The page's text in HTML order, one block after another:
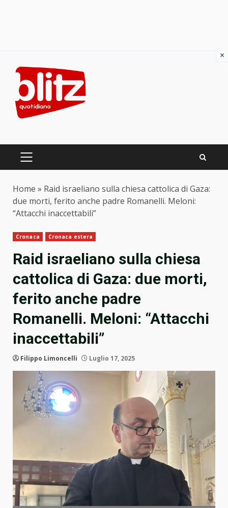
content
PRIMARY
Home » Raid israeliano sulla chiesa cattolica di Gaza:
due morti, ferito anche padre Romanelli. Meloni:
“Attacchi inaccettabili”
Cronaca Cronaca estera
Raid israeliano sulla chiesa
cattolica di Gaza: due morti,
ferito anche padre
Romanelli. Meloni: “Attacchi
inaccettabili”
Filippo Limoncelli Luglio 17, 2025
×